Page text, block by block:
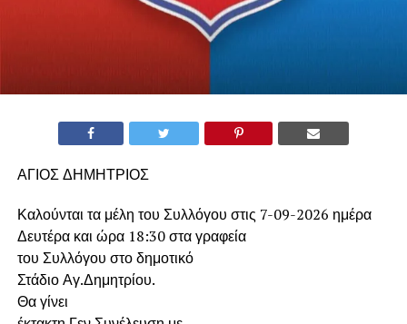
ΑΓΙΟΣ ΔΗΜΗΤΡΙΟΣ
Καλούνται τα μέλη του Συλλόγου στις 7-09-2026 ημέρα
Δευτέρα και ώρα 18:30 στα γραφεία
του Συλλόγου στο δημοτικό
Στάδιο Αγ.Δημητρίου.
Θα γίνει